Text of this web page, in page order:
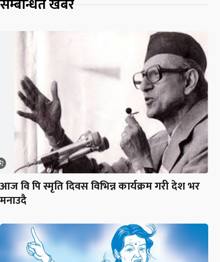
आज वि पि स्मृति दिवस विभिन्न कार्यक्रम गरी देश भर
मनाउदै